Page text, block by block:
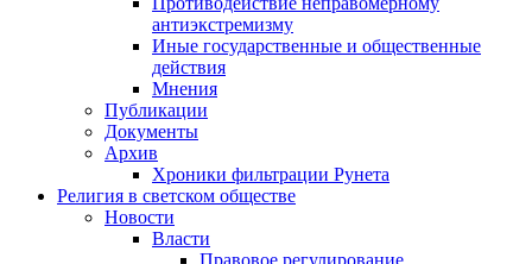
антиэкстремизму
Иные государственные и общественные
действия
Мнения
Публикации
Документы
Архив
Хроники фильтрации Рунета
Религия в светском обществе
Новости
Власти
Правовое регулирование